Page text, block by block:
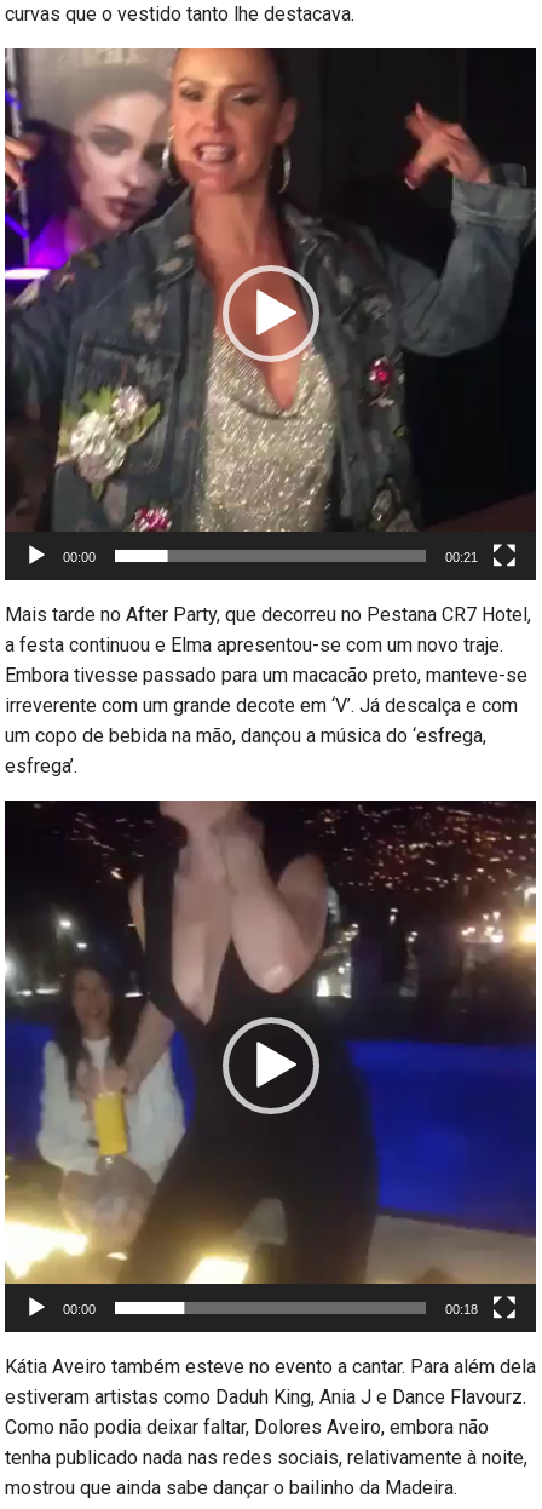
curvas que o vestido tanto lhe destacava.
Reprodutor
de
vídeo
00:00 00:21
Mais tarde no After Party, que decorreu no Pestana CR7 Hotel,
a festa continuou e Elma apresentou-se com um novo traje.
Embora tivesse passado para um macacão preto, manteve-se
irreverente com um grande decote em ‘V’. Já descalça e com
um copo de bebida na mão, dançou a música do ‘esfrega,
esfrega’.
Reprodutor
00:00 00:18
Kátia Aveiro também esteve no evento a cantar. Para além dela
estiveram artistas como Daduh King, Ania J e Dance Flavourz.
Como não podia deixar faltar, Dolores Aveiro, embora não
tenha publicado nada nas redes sociais, relativamente à noite,
mostrou que ainda sabe dançar o bailinho da Madeira.